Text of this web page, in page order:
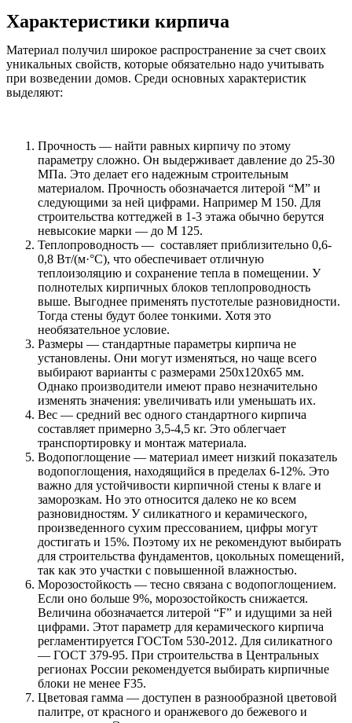
Характеристики кирпича
Материал получил широкое распространение за счет своих
уникальных свойств, которые обязательно надо учитывать
при возведении домов. Среди основных характеристик
выделяют:
Прочность — найти равных кирпичу по этому
параметру сложно. Он выдерживает давление до 25-30
МПа. Это делает его надежным строительным
материалом. Прочность обозначается литерой “М” и
следующими за ней цифрами. Например М 150. Для
строительства коттеджей в 1-3 этажа обычно берутся
невысокие марки — до М 125.
Теплопроводность — составляет приблизительно 0,6-
0,8 Вт/(м·°C), что обеспечивает отличную
теплоизоляцию и сохранение тепла в помещении. У
полнотелых кирпичных блоков теплопроводность
выше. Выгоднее применять пустотелые разновидности.
Тогда стены будут более тонкими. Хотя это
необязательное условие.
Размеры — стандартные параметры кирпича не
установлены. Они могут изменяться, но чаще всего
выбирают варианты с размерами 250x120x65 мм.
Однако производители имеют право незначительно
изменять значения: увеличивать или уменьшать их.
Вес — средний вес одного стандартного кирпича
составляет примерно 3,5-4,5 кг. Это облегчает
транспортировку и монтаж материала.
Водопоглощение — материал имеет низкий показатель
водопоглощения, находящийся в пределах 6-12%. Это
важно для устойчивости кирпичной стены к влаге и
заморозкам. Но это относится далеко не ко всем
разновидностям. У силикатного и керамического,
произведенного сухим прессованием, цифры могут
достигать и 15%. Поэтому их не рекомендуют выбирать
для строительства фундаментов, цокольных помещений,
так как это участки с повышенной влажностью.
Морозостойкость — тесно связана с водопоглощением.
Если оно больше 9%, морозостойкость снижается.
Величина обозначается литерой “F” и идущими за ней
цифрами. Этот параметр для керамического кирпича
регламентируется ГОСТом 530-2012. Для силикатного
— ГОСТ 379-95. При строительства в Центральных
регионах России рекомендуется выбирать кирпичные
блоки не менее F35.
Цветовая гамма — доступен в разнообразной цветовой
палитре, от красного и оранжевого до бежевого и